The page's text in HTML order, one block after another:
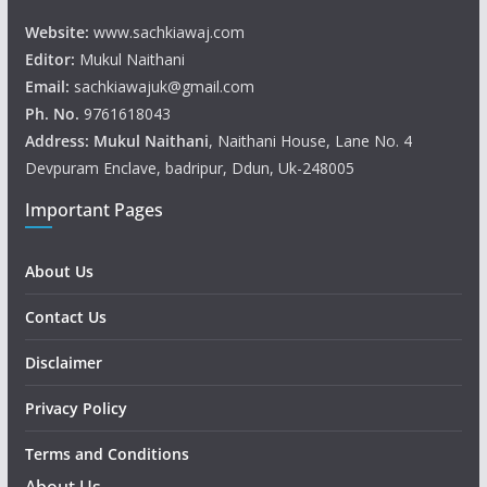
Website: www.sachkiawaj.com
Editor: Mukul Naithani
Email: sachkiawajuk@gmail.com
Ph. No. 9761618043
Address: Mukul Naithani, Naithani House, Lane No. 4
Devpuram Enclave, badripur, Ddun, Uk-248005
Important Pages
About Us
Contact Us
Disclaimer
Privacy Policy
Terms and Conditions